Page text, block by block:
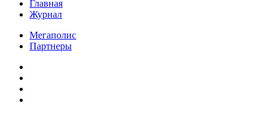
Главная
Журнал
Мегаполис
Партнеры